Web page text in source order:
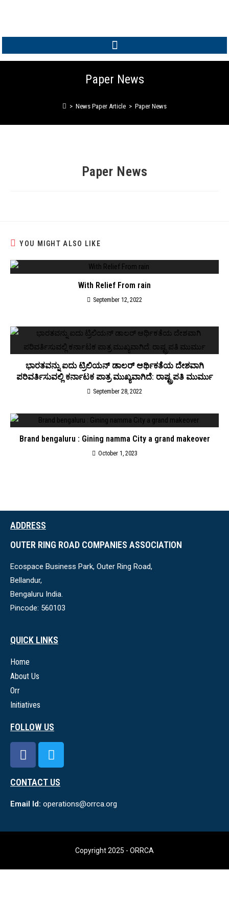
Paper News
> News Paper Article > Paper News
Paper News
YOU MIGHT ALSO LIKE
With Relief From rain
September 12, 2022
ಭಾರತವನ್ನು ಐದು ಟ್ರಿಲಿಯನ್ ಡಾಲರ್ ಆರ್ಥಿಕತೆಯ ದೇಶವಾಗಿ
ಪರಿವರ್ತಿಸುವಲ್ಲಿ ಕರ್ನಾಟಕ ಪಾತ್ರ ಮುಖ್ಯವಾಗಿದೆ: ರಾಷ್ಟ್ರಪತಿ ಮುರ್ಮು
September 28, 2022
Brand bengaluru : Gining namma City a grand makeover
October 1, 2023
ADDRESS
OUTER RING ROAD COMPANIES ASSOCIATION
Ecospace Business Park, Outer Ring Road,
Bellandur,
Bengaluru India.
Pincode: 560103
QUICK LINKS
Home
About Us
Orr
Initiatives
FOLLOW US
CONTACT US
Email Id: operations@orrca.org
Copyright 2025 - ORRCA